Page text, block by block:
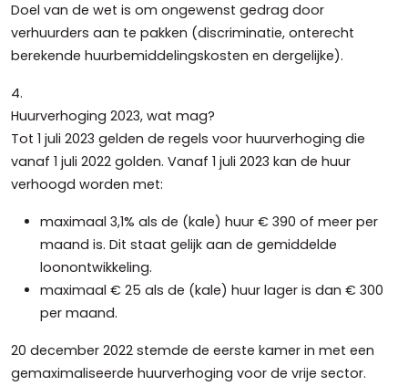
Doel van de wet is om ongewenst gedrag door
verhuurders aan te pakken (discriminatie, onterecht
berekende huurbemiddelingskosten en dergelijke).
4.
Huurverhoging 2023, wat mag?
Tot 1 juli 2023 gelden de regels voor huurverhoging die
vanaf 1 juli 2022 golden. Vanaf 1 juli 2023 kan de huur
verhoogd worden met:
maximaal 3,1% als de (kale) huur € 390 of meer per
maand is. Dit staat gelijk aan de gemiddelde
loonontwikkeling.
maximaal € 25 als de (kale) huur lager is dan € 300
per maand.
20 december 2022 stemde de eerste kamer in met een
gemaximaliseerde huurverhoging voor de vrije sector.